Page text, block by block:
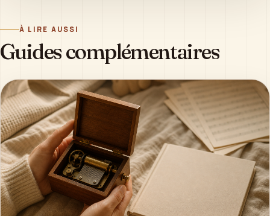
À LIRE AUSSI
Guides complémentaires